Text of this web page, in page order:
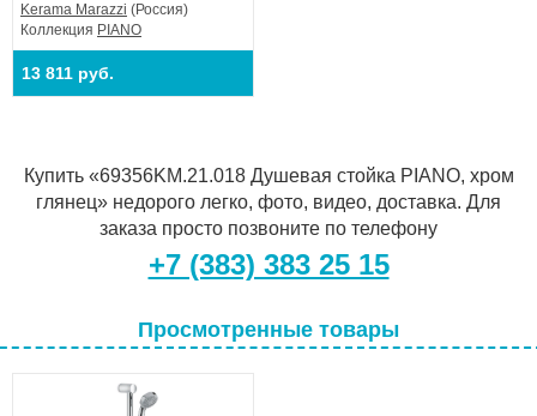
Kerama Marazzi (Россия)
Коллекция PIANO
13 811 руб.
Купить «69356KM.21.018 Душевая стойка PIANO, хром
глянец» недорого легко, фото, видео, доставка. Для
заказа просто позвоните по телефону
+7 (383) 383 25 15
Просмотренные товары